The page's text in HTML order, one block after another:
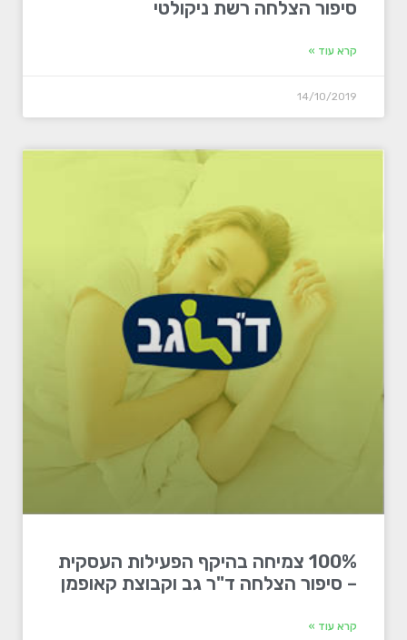
סיפור הצלחה רשת ניקולטי
קרא עוד »
14/10/2019
100% צמיחה בהיקף הפעילות העסקית
– סיפור הצלחה ד"ר גב וקבוצת קאופמן
קרא עוד »